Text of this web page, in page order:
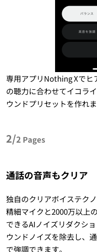
専用アプリNothing Xでヒ
の聴力に合わせてイコラ
ウンドプリセットを作れま
2/2 Pages
通話の音声もクリア
独自のクリアボイステク
精細マイクと2000万以上
できるAIノイズリダクシ
ウンドノイズを除去し、
で強調できます。